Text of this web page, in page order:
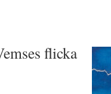
flicka